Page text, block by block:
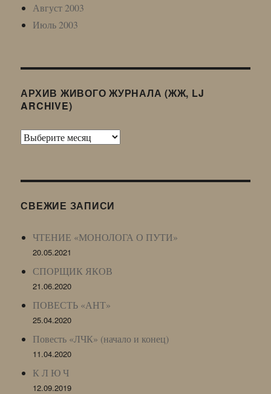
Август 2003
Июль 2003
АРХИВ ЖИВОГО ЖУРНАЛА (ЖЖ, LJ
ARCHIVE)
Архив
LJ
СВЕЖИЕ ЗАПИСИ
ЧТЕНИЕ «МОНОЛОГА О ПУТИ»
20.05.2021
СПОРЩИК ЯКОВ
21.06.2020
ПОВЕСТЬ «АНТ»
25.04.2020
Повесть «ЛЧК» (начало и конец)
11.04.2020
К Л Ю Ч
12.09.2019